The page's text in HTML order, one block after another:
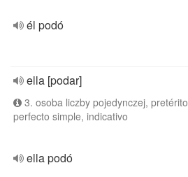
él podó
ella [podar]
3. osoba liczby pojedynczej, pretérito
perfecto simple, indicativo
ella podó